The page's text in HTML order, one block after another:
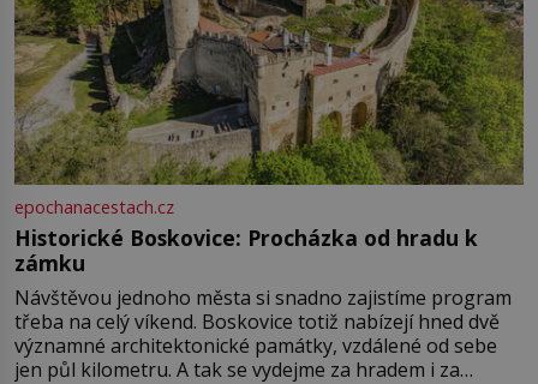
epochanacestach.cz
Historické Boskovice: Procházka od hradu k
zámku
Návštěvou jednoho města si snadno zajistíme program
třeba na celý víkend. Boskovice totiž nabízejí hned dvě
významné architektonické památky, vzdálené od sebe
jen půl kilometru. A tak se vydejme za hradem i za